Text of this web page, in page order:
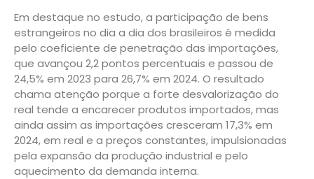
Em destaque no estudo, a participação de bens
estrangeiros no dia a dia dos brasileiros é medida
pelo coeficiente de penetração das importações,
que avançou 2,2 pontos percentuais e passou de
24,5% em 2023 para 26,7% em 2024. O resultado
chama atenção porque a forte desvalorização do
real tende a encarecer produtos importados, mas
ainda assim as importações cresceram 17,3% em
2024, em real e a preços constantes, impulsionadas
pela expansão da produção industrial e pelo
aquecimento da demanda interna.